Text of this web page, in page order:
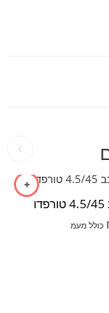
כולל מעמ